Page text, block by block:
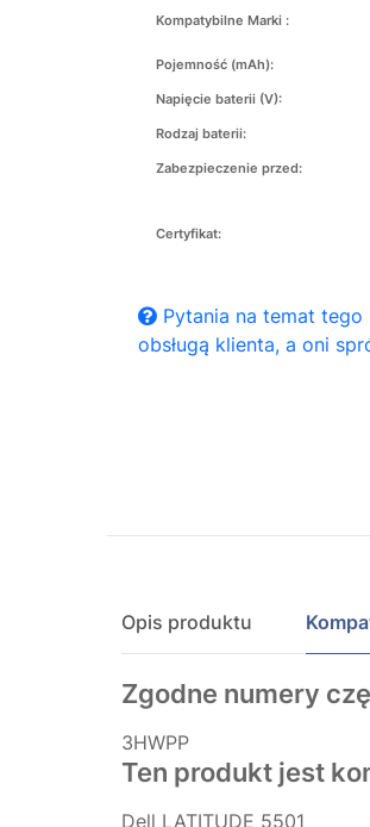
Kompatybilne Marki :
Pojemność (mAh):
Napięcie baterii (V):
Rodzaj baterii:
Zabezpieczenie przed:
Certyfikat:
Pytania na temat
obsługą klienta, a oni
Opis produktu
Zgodne numery
3HWPP
Ten produkt jest
Dell LATITUDE 5501